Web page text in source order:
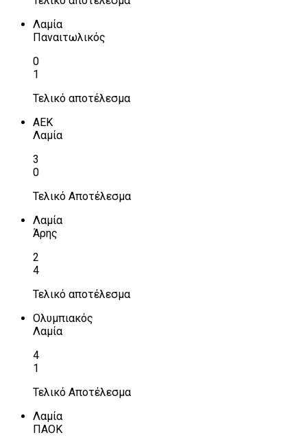
Λαμία
Παναιτωλικός
0
1
Τελικό αποτέλεσμα
ΑΕΚ
Λαμία
3
0
Τελικό Αποτέλεσμα
Λαμία
Άρης
2
4
Τελικό αποτέλεσμα
Ολυμπιακός
Λαμία
4
1
Τελικό Αποτέλεσμα
Λαμία
ΠΑΟΚ